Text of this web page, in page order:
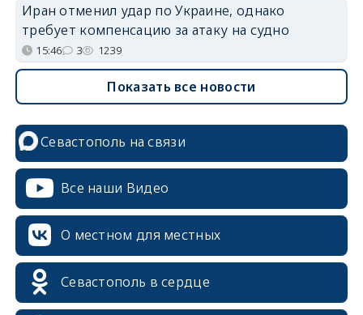
Иран отменил удар по Украине, однако
требует компенсацию за атаку на судно
15:46 3 1239
Показать все новости
Севастополь на связи
Все наши Видео
О местном для местных
Севастополь в сердце